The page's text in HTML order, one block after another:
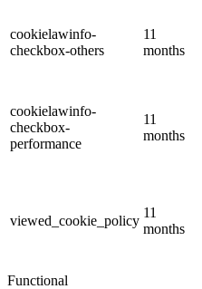
cookielawinfo-
checkbox-others
11
months
cookielawinfo-
checkbox-
performance
11
months
viewed_cookie_policy
11
months
Functional